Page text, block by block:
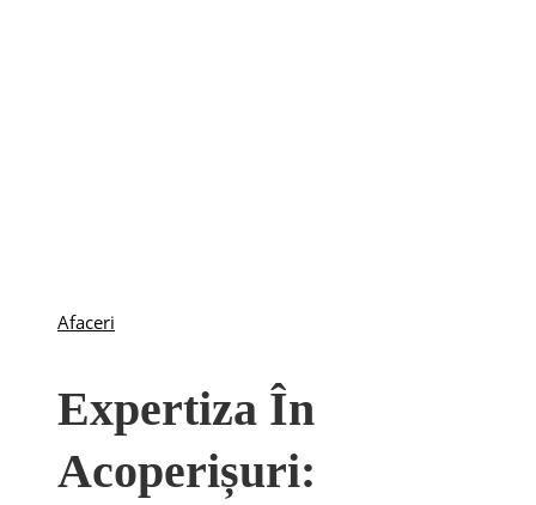
Afaceri
Expertiza În
Acoperișuri: